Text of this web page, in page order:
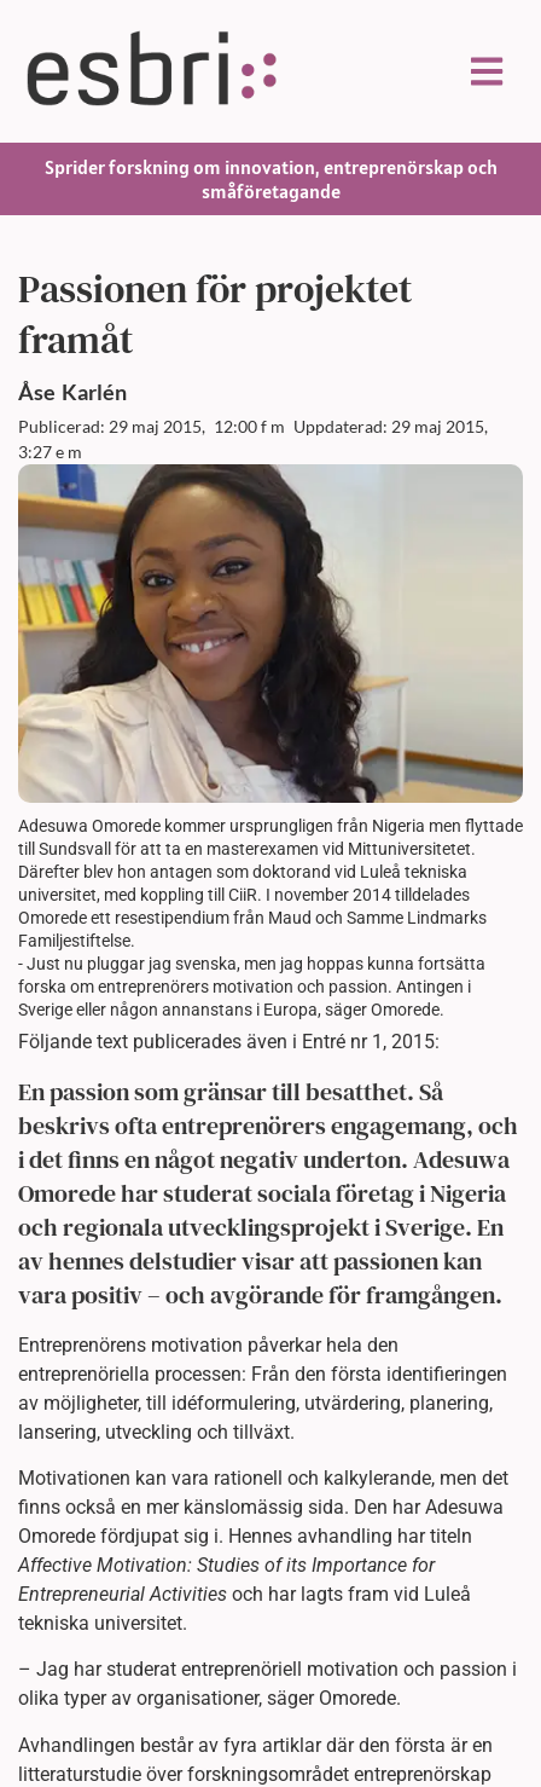
Sprider forskning om innovation, entreprenörskap och
småföretagande
Passionen för projektet
framåt
Åse Karlén
Publicerad: 29 maj 2015, 12:00 f m Uppdaterad: 29 maj 2015,
3:27 e m
Adesuwa Omorede kommer ursprungligen från Nigeria men flyttade
till Sundsvall för att ta en masterexamen vid Mittuniversitetet.
Därefter blev hon antagen som doktorand vid Luleå tekniska
universitet, med koppling till CiiR. I november 2014 tilldelades
Omorede ett resestipendium från Maud och Samme Lindmarks
Familjestiftelse.
- Just nu pluggar jag svenska, men jag hoppas kunna fortsätta
forska om entreprenörers motivation och passion. Antingen i
Sverige eller någon annanstans i Europa, säger Omorede.
Följande text publicerades även i Entré nr 1, 2015:
En passion som gränsar till besatthet. Så
beskrivs ofta entreprenörers engagemang, och
i det finns en något negativ underton. Adesuwa
Omorede har studerat sociala företag i Nigeria
och regionala utvecklingsprojekt i Sverige. En
av hennes delstudier visar att passionen kan
vara positiv – och avgörande för framgången.
Entreprenörens motivation påverkar hela den
entreprenöriella processen: Från den första identifieringen
av möjligheter, till idéformulering, utvärdering, planering,
lansering, utveckling och tillväxt.
Motivationen kan vara rationell och kalkylerande, men det
finns också en mer känslomässig sida. Den har Adesuwa
Omorede fördjupat sig i. Hennes avhandling har titeln
Affective Motivation: Studies of its Importance for
Entrepreneurial Activities och har lagts fram vid Luleå
tekniska universitet.
– Jag har studerat entreprenöriell motivation och passion i
olika typer av organisationer, säger Omorede.
Avhandlingen består av fyra artiklar där den första är en
litteraturstudie över forskningsområdet entreprenörskap